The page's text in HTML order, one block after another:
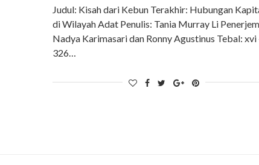
Judul: Kisah dari Kebun Terakhir: Hubungan
di Wilayah Adat Penulis: Tania Murray Li
Nadya Karimasari dan Ronny Agustinus Tebal: xvi
326…